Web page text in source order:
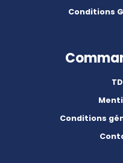
Conditions
Conditions